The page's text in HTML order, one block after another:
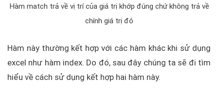
Hàm match trả về vị trí của giá trị khớp đúng chứ không trả về
chính giá trị đó
Hàm này thường kết hợp với các hàm khác khi sử dụng
excel như hàm index. Do đó, sau đây chúng ta sẽ đi tìm
hiểu về cách sử dụng kết hợp hai hàm này.